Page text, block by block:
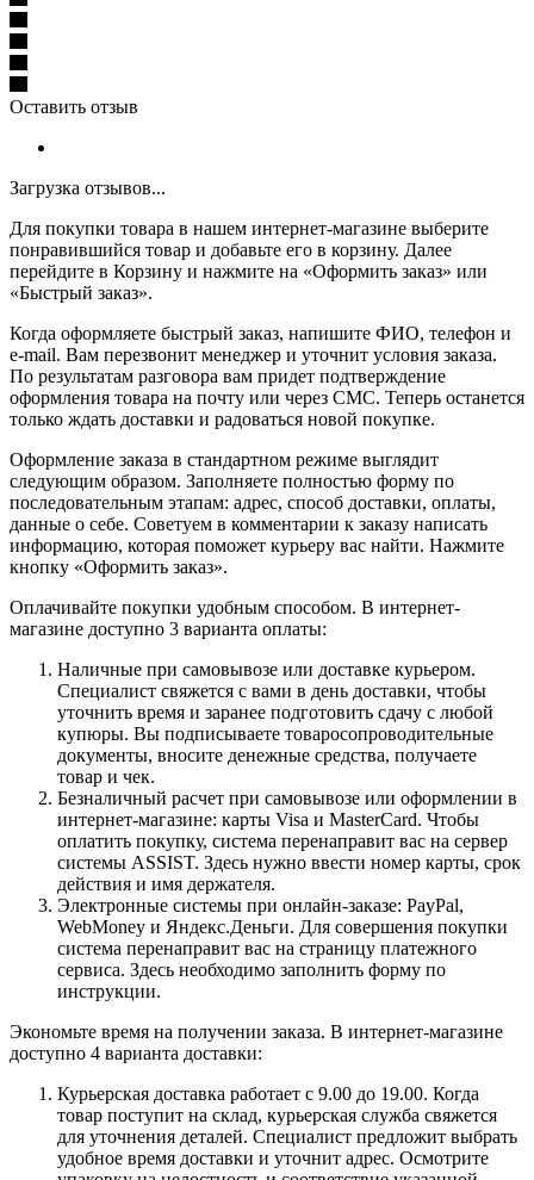
Оставить отзыв
Загрузка отзывов...
Для покупки товара в нашем интернет-магазине выберите
понравившийся товар и добавьте его в корзину. Далее
перейдите в Корзину и нажмите на «Оформить заказ» или
«Быстрый заказ».
Когда оформляете быстрый заказ, напишите ФИО, телефон и
e-mail. Вам перезвонит менеджер и уточнит условия заказа.
По результатам разговора вам придет подтверждение
оформления товара на почту или через СМС. Теперь останется
только ждать доставки и радоваться новой покупке.
Оформление заказа в стандартном режиме выглядит
следующим образом. Заполняете полностью форму по
последовательным этапам: адрес, способ доставки, оплаты,
данные о себе. Советуем в комментарии к заказу написать
информацию, которая поможет курьеру вас найти. Нажмите
кнопку «Оформить заказ».
Оплачивайте покупки удобным способом. В интернет-
магазине доступно 3 варианта оплаты:
Наличные при самовывозе или доставке курьером.
Специалист свяжется с вами в день доставки, чтобы
уточнить время и заранее подготовить сдачу с любой
купюры. Вы подписываете товаросопроводительные
документы, вносите денежные средства, получаете
товар и чек.
Безналичный расчет при самовывозе или оформлении в
интернет-магазине: карты Visa и MasterCard. Чтобы
оплатить покупку, система перенаправит вас на сервер
системы ASSIST. Здесь нужно ввести номер карты, срок
действия и имя держателя.
Электронные системы при онлайн-заказе: PayPal,
WebMoney и Яндекс.Деньги. Для совершения покупки
система перенаправит вас на страницу платежного
сервиса. Здесь необходимо заполнить форму по
инструкции.
Экономьте время на получении заказа. В интернет-магазине
доступно 4 варианта доставки:
Курьерская доставка работает с 9.00 до 19.00. Когда
товар поступит на склад, курьерская служба свяжется
для уточнения деталей. Специалист предложит выбрать
удобное время доставки и уточнит адрес. Осмотрите